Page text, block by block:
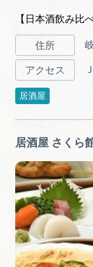
【日本酒飲み比
居酒屋
居酒屋 さくら